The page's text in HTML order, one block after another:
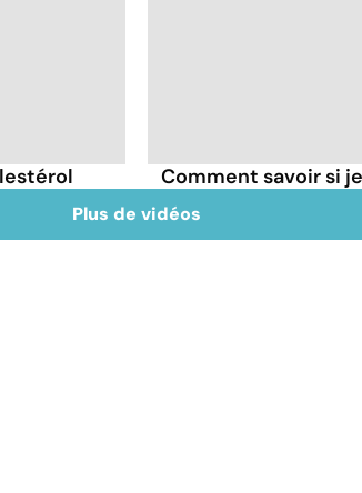
Comment savoir si
Plus de vidéos